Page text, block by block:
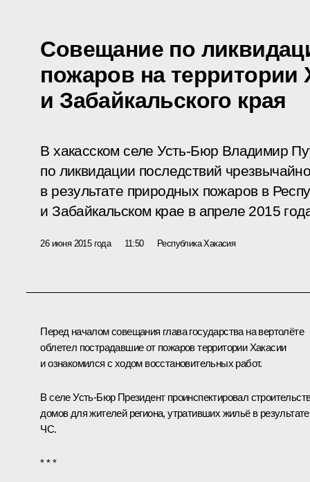
Совещание по
пожаров на территории
и Забайкальского края
В хакасском селе Усть-Бюр Владимир
по ликвидации последствий
в результате природных пожаров в
и Забайкальском крае в апреле 2015
26 июня 2015 года 11:50 Республика Хакасия
Перед началом совещания глава государства на вертолёте
облетел пострадавшие от пожаров территории Хакасии
и ознакомился с ходом восстановительных работ.
В селе Усть-Бюр Президент проинспектировал
домов для жителей региона, утративших жильё в результате
ЧС.
* * *